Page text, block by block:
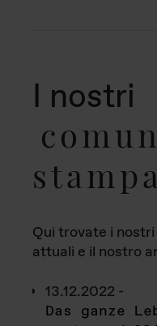
I nostri
Qui trovate i
attuali e il nostro
13.12.2022 -
Das ganze